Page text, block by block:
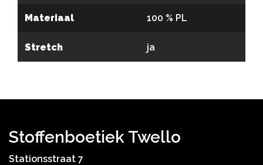
Materiaal 100 % PL
Stretch ja
Stoffenboetiek Twello
Stationsstraat 7